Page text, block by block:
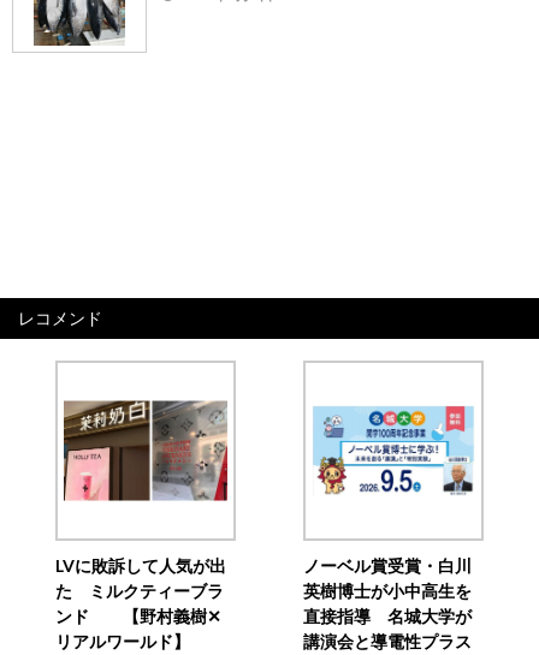
レコメンド
LVに敗訴して人気が出
た ミルクティーブラ
ンド 【野村義樹✕
リアルワールド】
ノーベル賞受賞・白川
英樹博士が小中高生を
直接指導 名城大学が
講演会と導電性プラス